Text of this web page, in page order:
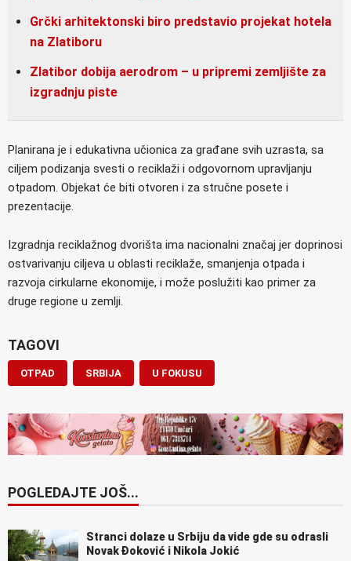
Grčki arhitektonski biro predstavio projekat hotela
na Zlatiboru
Zlatibor dobija aerodrom – u pripremi zemljište za
izgradnju piste
Planirana je i edukativna učionica za građane svih uzrasta, sa
ciljem podizanja svesti o reciklaži i odgovornom upravljanju
otpadom. Objekat će biti otvoren i za stručne posete i
prezentacije.
Izgradnja reciklažnog dvorišta ima nacionalni značaj jer doprinosi
ostvarivanju ciljeva u oblasti reciklaže, smanjenja otpada i
razvoja cirkularne ekonomije, i može poslužiti kao primer za
druge regione u zemlji.
TAGOVI
OTPAD SRBIJA U FOKUSU
POGLEDAJTE JOŠ...
Stranci dolaze u Srbiju da vide gde su odrasli
Novak Đoković i Nikola Jokić